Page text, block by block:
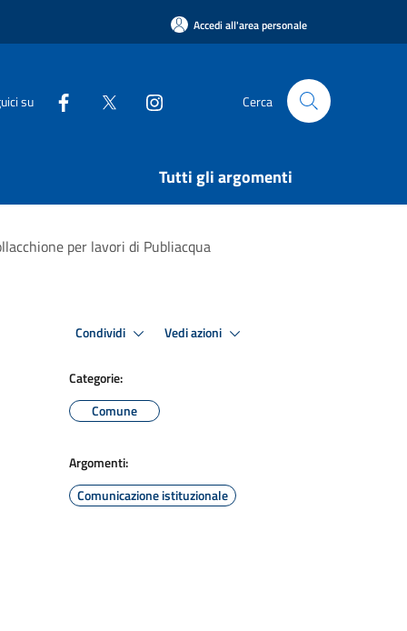
Accedi all'area personale
su Cerca
Tutti gli argomenti
per lavori di Publiacqua
Condividi Vedi azioni
Categorie:
Comune
Argomenti:
Comunicazione istituzionale